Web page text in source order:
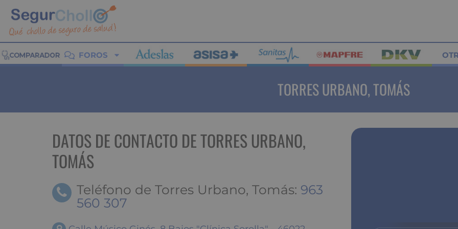
FOROS
TORRES URBANO, TOMÁS
DATOS DE CONTACTO DE TORRES URBANO,
TOMÁS
Teléfono de Torres Urbano, Tomás: 963
560 307